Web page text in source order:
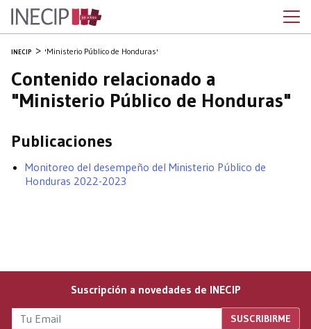
INECIP 'Ministerio Público de Honduras'
Contenido relacionado a
"Ministerio Público de Honduras"
Publicaciones
Monitoreo del desempeño del Ministerio Público de
Honduras 2022-2023
Suscripción a novedades de INECIP